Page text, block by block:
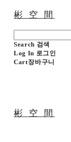
彬 空 間
Search 검색
Log In 로그인
Cart장바구니
彬 空 間